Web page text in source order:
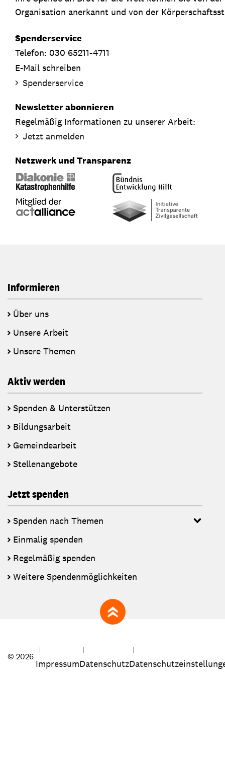
Organisation anerkannt und von der
Spenderservice
Telefon: 030 65211-4711
E-Mail schreiben
Spenderservice
Newsletter abonnieren
Regelmäßig Informationen zu unserer Arbeit:
Jetzt anmelden
Netzwerk und Transparenz
Informieren
Über uns
Unsere Arbeit
Unsere Themen
Aktiv werden
Spenden & Unterstützen
Bildungsarbeit
Gemeindearbeit
Stellenangebote
Jetzt spenden
Spenden nach Themen
Einmalig spenden
Regelmäßig spenden
Weitere Spendenmöglichkeiten
zum Seitenanfang
© 2026
ImpressumDatenschutz